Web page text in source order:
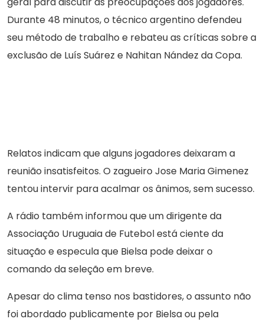
Durante 48 minutos, o técnico argentino defendeu
seu método de trabalho e rebateu as críticas sobre a
exclusão de Luís Suárez e Nahitan Nández da Copa.
Relatos indicam que alguns jogadores deixaram a
reunião insatisfeitos. O zagueiro Jose Maria Gimenez
tentou intervir para acalmar os ânimos, sem sucesso.
A rádio também informou que um dirigente da
Associação Uruguaia de Futebol está ciente da
situação e especula que Bielsa pode deixar o
comando da seleção em breve.
Apesar do clima tenso nos bastidores, o assunto não
foi abordado publicamente por Bielsa ou pela